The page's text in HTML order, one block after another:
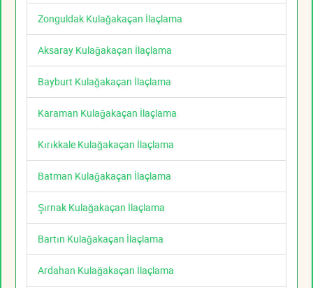
Zonguldak Kulağakaçan İlaçlama
Aksaray Kulağakaçan İlaçlama
Bayburt Kulağakaçan İlaçlama
Karaman Kulağakaçan İlaçlama
Kırıkkale Kulağakaçan İlaçlama
Batman Kulağakaçan İlaçlama
Şırnak Kulağakaçan İlaçlama
Bartın Kulağakaçan İlaçlama
Ardahan Kulağakaçan İlaçlama